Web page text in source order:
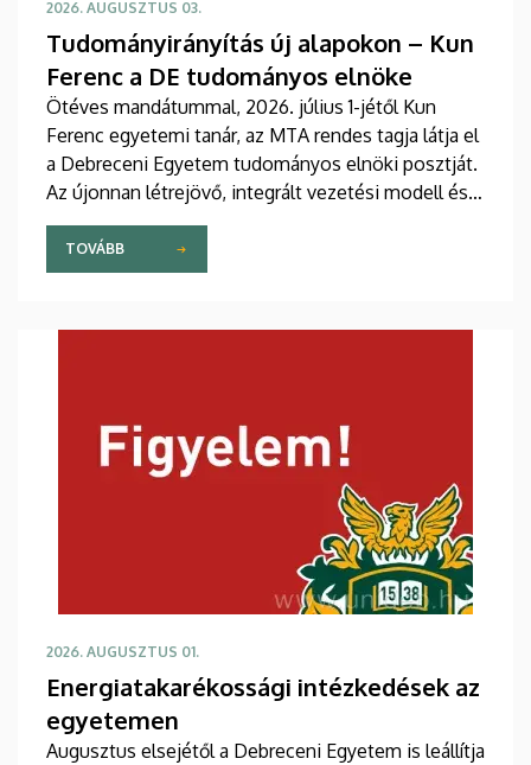
2026. AUGUSZTUS 03.
Tudományirányítás új alapokon – Kun
Ferenc a DE tudományos elnöke
Ötéves mandátummal, 2026. július 1-jétől Kun
Ferenc egyetemi tanár, az MTA rendes tagja látja el
a Debreceni Egyetem tudományos elnöki posztját.
Az újonnan létrejövő, integrált vezetési modell és a
fokozatosan kiépülő Tudományos Főigazgatóság
célja, hogy a nemzetközi versenyben új szintre
emelje az intézmény kutatási teljesítményét,
társadalmi és gazdasági hasznosulását.
TOVÁBB
2026. AUGUSZTUS 01.
Energiatakarékossági intézkedések az
egyetemen
Augusztus elsejétől a Debreceni Egyetem is leállítja